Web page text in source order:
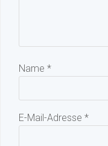
Name *
E-Mail-Adresse *